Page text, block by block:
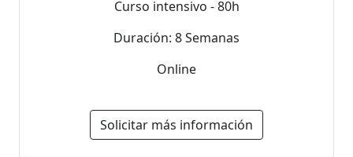
Curso intensivo - 80h
Duración: 8 Semanas
Online
Solicitar más información